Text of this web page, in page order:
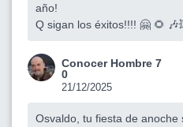
año!
Q sigan los éxitos!!!! 🤗 🌻
Conocer Hombre 7
0
21/12/2025
Osvaldo, tu fiesta de